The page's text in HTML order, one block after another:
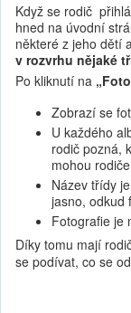
Když se rodič
hned na úvodní
některé z jeho dětí
v rozvrhu nějaké
Po kliknutí na
Zobrazí se
U každého
rodič pozná,
mohou
Název třídy
jasno, odkud
Fotografie je
Díky tomu mají
se podívat, co se